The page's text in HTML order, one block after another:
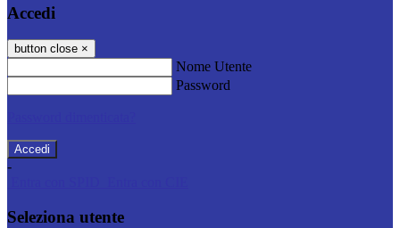
Accedi
button close ×
Nome Utente
Password
-
Seleziona utente